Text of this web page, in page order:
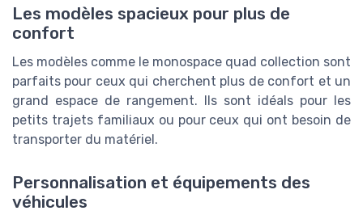
Les modèles spacieux pour plus de
confort
Les modèles comme le monospace quad collection sont
parfaits pour ceux qui cherchent plus de confort et un
grand espace de rangement. Ils sont idéals pour les
petits trajets familiaux ou pour ceux qui ont besoin de
transporter du matériel.
Personnalisation et équipements des
véhicules